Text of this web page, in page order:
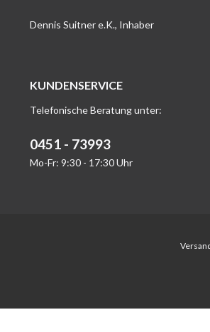
Dennis Suitner e.K., Inhaber
KUNDENSERVICE
Telefonische Beratung unter:
0451 - 73993
Mo-Fr: 9:30 - 17:30 Uhr